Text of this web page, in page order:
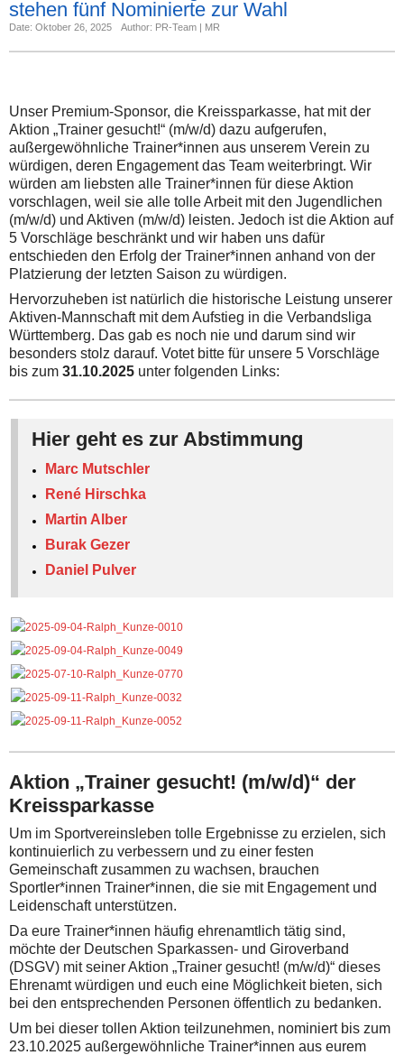
stehen fünf Nominierte zur Wahl
Date: Oktober 26, 2025 Author: PR-Team | MR
Unser Premium-Sponsor, die Kreissparkasse, hat mit der
Aktion „Trainer gesucht!“ (m/w/d) dazu aufgerufen,
außergewöhnliche Trainer*innen aus unserem Verein zu
würdigen, deren Engagement das Team weiterbringt. Wir
würden am liebsten alle Trainer*innen für diese Aktion
vorschlagen, weil sie alle tolle Arbeit mit den Jugendlichen
(m/w/d) und Aktiven (m/w/d) leisten. Jedoch ist die Aktion auf
5 Vorschläge beschränkt und wir haben uns dafür
entschieden den Erfolg der Trainer*innen anhand von der
Platzierung der letzten Saison zu würdigen.
Hervorzuheben ist natürlich die historische Leistung unserer
Aktiven-Mannschaft mit dem Aufstieg in die Verbandsliga
Württemberg. Das gab es noch nie und darum sind wir
besonders stolz darauf. Votet bitte für unsere 5 Vorschläge
bis zum 31.10.2025 unter folgenden Links:
Hier geht es zur Abstimmung
Marc Mutschler
René Hirschka
Martin Alber
Burak Gezer
Daniel Pulver
Aktion „Trainer gesucht! (m/w/d)“ der
Kreissparkasse
Um im Sportvereinsleben tolle Ergebnisse zu erzielen, sich
kontinuierlich zu verbessern und zu einer festen
Gemeinschaft zusammen zu wachsen, brauchen
Sportler*innen Trainer*innen, die sie mit Engagement und
Leidenschaft unterstützen.
Da eure Trainer*innen häufig ehrenamtlich tätig sind,
möchte der Deutschen Sparkassen- und Giroverband
(DSGV) mit seiner Aktion „Trainer gesucht! (m/w/d)“ dieses
Ehrenamt würdigen und euch eine Möglichkeit bieten, sich
bei den entsprechenden Personen öffentlich zu bedanken.
Um bei dieser tollen Aktion teilzunehmen, nominiert bis zum
23.10.2025 außergewöhnliche Trainer*innen aus eurem